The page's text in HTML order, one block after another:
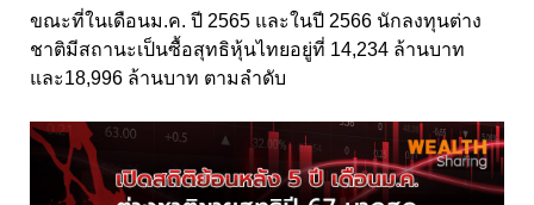
ขณะที่ในเดือนม.ค. ปี 2565 และในปี 2566 นักลงทุนต่าง
ชาติมีสถานะเป็นซื้อสุทธิหุ้นไทยอยู่ที่ 14,234 ล้านบาท
และ18,996 ล้านบาท ตามลำดับ